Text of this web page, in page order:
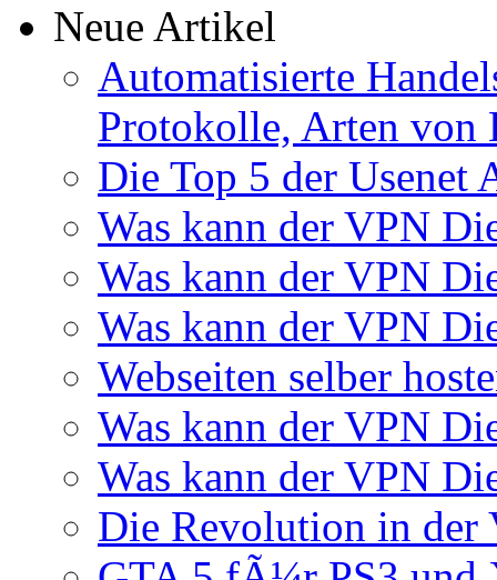
Neue Artikel
Automatisierte
Protokolle, Arten von
Die Top 5 der Usenet
Was kann der VPN
Was kann der VPN
Was kann der VPN
Webseiten selber
Was kann der VPN
Was kann der VPN
Die Revolution in